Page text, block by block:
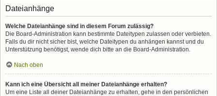
Dateianhänge
Welche Dateianhänge sind in diesem Forum zulässig?
Die Board-Administration kann bestimmte Dateitypen zulassen oder verbieten.
Falls du dir nicht sicher bist, welche Dateitypen du anhängen kannst und du
Unterstützung benötigst, wende dich bitte an die Board-Administration.
Nach oben
Kann ich eine Übersicht all meiner Dateianhänge erhalten?
Um eine Liste all deiner Dateianhänge zu erhalten, gehe in den persönlichen